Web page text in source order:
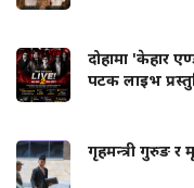
दोहामा 'केहार
पटक लाइभ
गृहमन्त्री गुरुङ र